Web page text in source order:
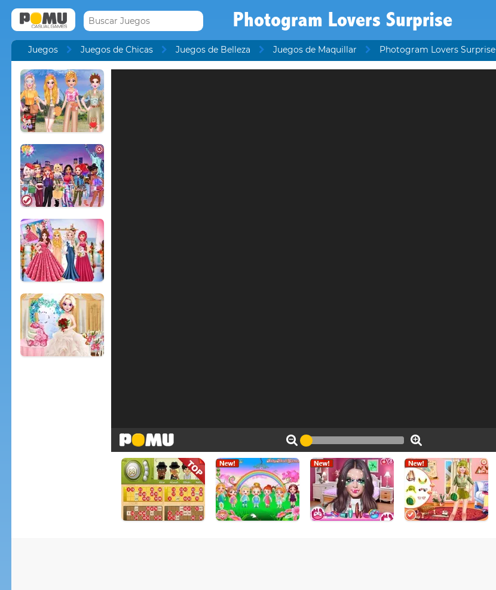
Photogram Lovers Surprise
Juegos Juegos de Chicas Juegos de Belleza Juegos de Maquillar Photogram Lovers Surprise